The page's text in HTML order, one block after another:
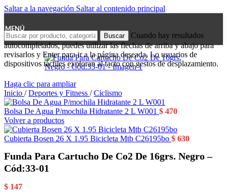
Saltar a la navegación Saltar al contenido principal
MENÚ
Buscar
Cuando hay resultados
autocompletados, puedes utilizar las flechas de arriba y abajo para
revisarlos y Enter para ir a la página deseada. Lo usuarios de
dispositivos táctiles exploran al tacto con gestos de desplazamiento.
Haga clic para ampliar
Inicio / Deportes y Fitness / Ciclismo
Bolsa De Agua P/mochila Hidratante 2 L W001 $ 470
Volver a productos
Cubierta Bosen 26 X 1.95 Bicicleta Mtb C26195bo $ 630
Funda Para Cartucho De Co2 De 16grs. Negro –
Cód:33-01
$ 147